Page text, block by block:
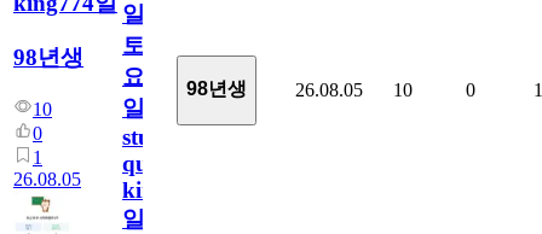
98년생
10
0
1
26.08.05
일
토
요
일/English
study
quiz
king774
일
98년생 26.08.05 10 0 1